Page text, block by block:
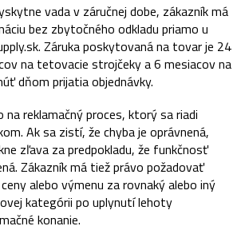
vada v záručnej dobe, zákazník má
bez zbytočného odkladu priamo u
Záruka poskytovaná na tovar je 24
na tetovacie strojčeky a 6 mesiacov na
dňom prijatia objednávky.
na reklamačný proces, ktorý sa riadi
Ak sa zistí, že chyba je oprávnená,
zľava za predpokladu, že funkčnosť
Zákazník má tiež právo požadovať
alebo výmenu za rovnaký alebo iný
kategórii po uplynutí lehoty
konanie.